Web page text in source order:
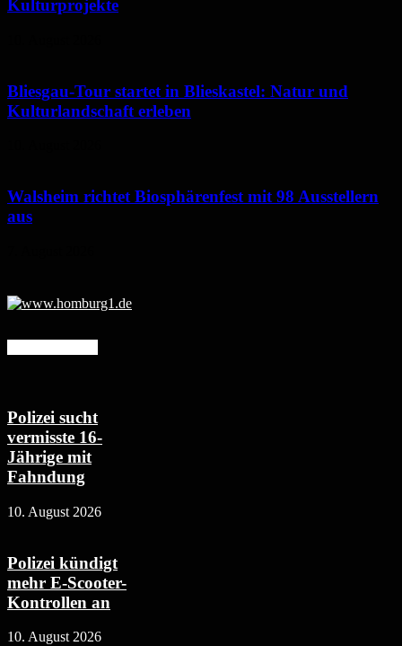
Kulturprojekte
Bliesgau-Tour startet in Blieskastel: Natur und
Kulturlandschaft erleben
Walsheim richtet Biosphärenfest mit 98 Ausstellern
aus
Polizei sucht
vermisste 16-
Jährige mit
Fahndung
10. August 2026
Polizei kündigt
mehr E-Scooter-
Kontrollen an
10. August 2026